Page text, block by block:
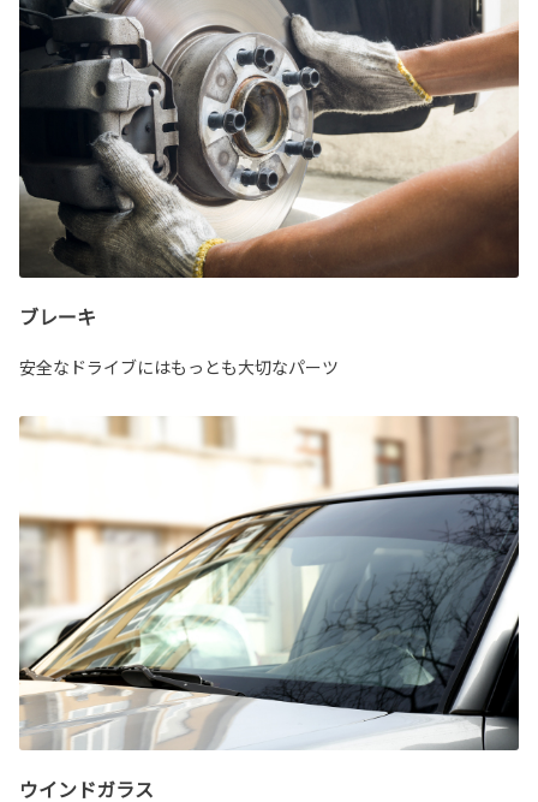
ブレーキ
安全なドライブにはもっとも大切なパーツ
ウインドガラス